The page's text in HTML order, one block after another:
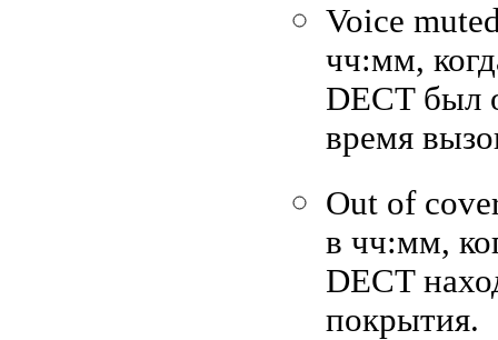
Voice
чч:мм,
DECT был
время
Out of
в чч:мм,
DECT
покрытия.